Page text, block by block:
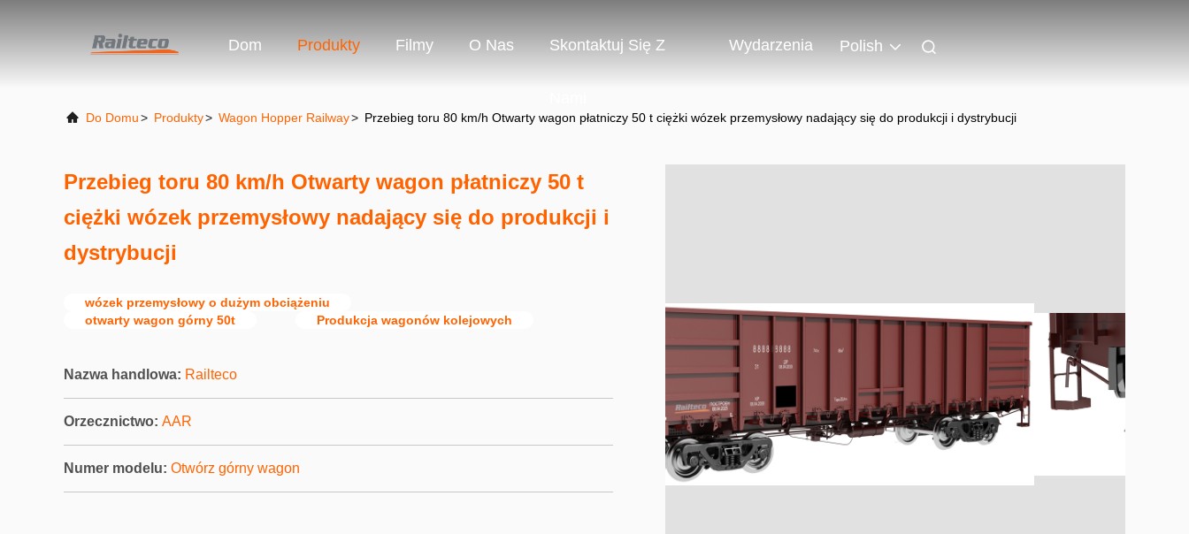
Dom Produkty Filmy O Nas Skontaktuj Się Z Wydarzenia Polish
Do Domu> Produkty> Wagon Hopper Railway> Przebieg toru 80 km/h Otwarty wagon płatniczy 50 t ciężki wózek przemysłowy nadający się do produkcji i dystrybucji
Przebieg toru 80 km/h Otwarty wagon płatniczy 50 t
ciężki wózek przemysłowy nadający się do produkcji i
dystrybucji
wózek przemysłowy o dużym obciążeniu
otwarty wagon górny 50t
Produkcja wagonów kolejowych
Nazwa handlowa: Railteco
Orzecznictwo: AAR
Numer modelu: Otwórz górny wagon